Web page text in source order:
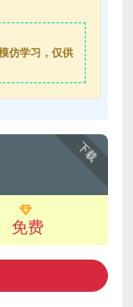
仿学习，仅供
下载
免费